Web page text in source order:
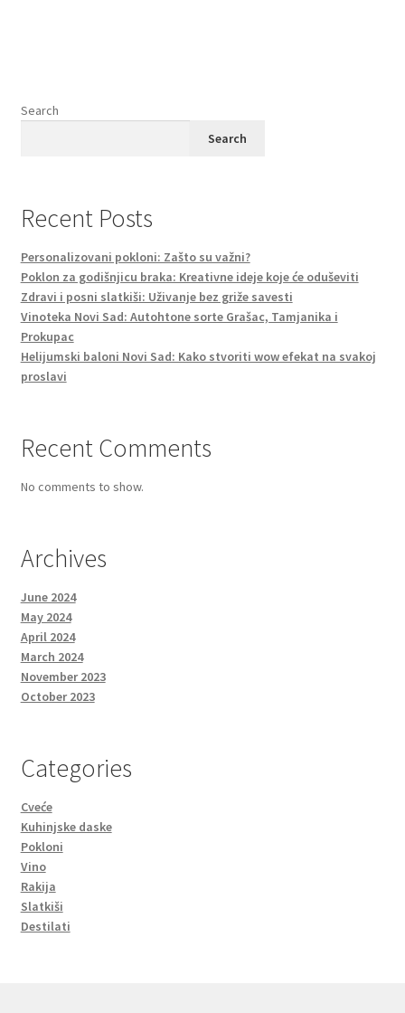
Search
Search
Recent Posts
Personalizovani pokloni: Zašto su važni?
Poklon za godišnjicu braka: Kreativne ideje koje će oduševiti
Zdravi i posni slatkiši: Uživanje bez griže savesti
Vinoteka Novi Sad: Autohtone sorte Grašac, Tamjanika i
Prokupac
Helijumski baloni Novi Sad: Kako stvoriti wow efekat na svakoj
proslavi
Recent Comments
No comments to show.
Archives
June 2024
May 2024
April 2024
March 2024
November 2023
October 2023
Categories
Cveće
Kuhinjske daske
Pokloni
Vino
Rakija
Slatkiši
Destilati